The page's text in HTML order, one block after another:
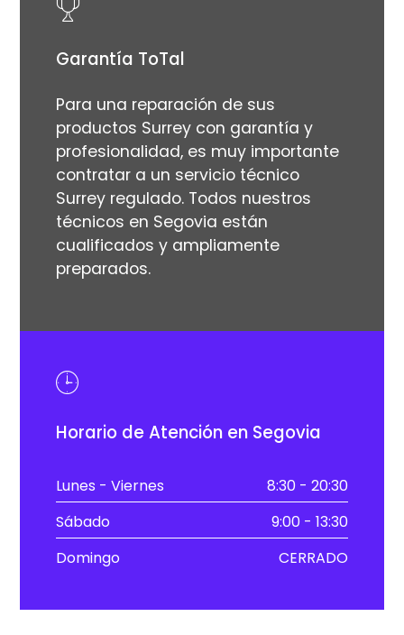
Garantía ToTal
Para una reparación de sus
productos Surrey con garantía y
profesionalidad, es muy importante
contratar a un servicio técnico
Surrey regulado. Todos nuestros
técnicos en Segovia están
cualificados y ampliamente
preparados.
Horario de Atención en Segovia
Lunes - Viernes
8:30 - 20:30
Sábado
9:00 - 13:30
Domingo
CERRADO